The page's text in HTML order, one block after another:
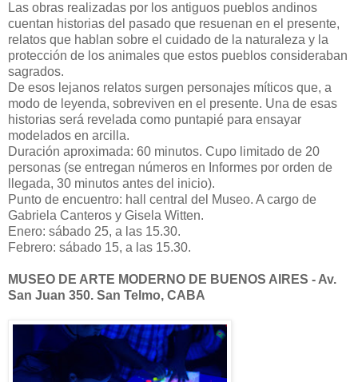
Las obras realizadas por los antiguos pueblos andinos
cuentan historias del pasado que resuenan en el presente,
relatos que hablan sobre el cuidado de la naturaleza y la
protección de los animales que estos pueblos consideraban
sagrados.
De esos lejanos relatos surgen personajes míticos que, a
modo de leyenda, sobreviven en el presente. Una de esas
historias será revelada como puntapié para ensayar
modelados en arcilla.
Duración aproximada: 60 minutos. Cupo limitado de 20
personas (se entregan números en Informes por orden de
llegada, 30 minutos antes del inicio).
Punto de encuentro: hall central del Museo. A cargo de
Gabriela Canteros y Gisela Witten.
Enero: sábado 25, a las 15.30.
Febrero: sábado 15, a las 15.30.
MUSEO DE ARTE MODERNO DE BUENOS AIRES - Av.
San Juan 350. San Telmo, CABA